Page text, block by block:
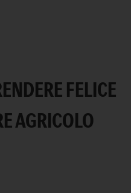
FELICE
AGRICOLO